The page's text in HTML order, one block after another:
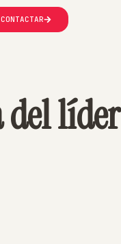
CONTACTAR
del líder